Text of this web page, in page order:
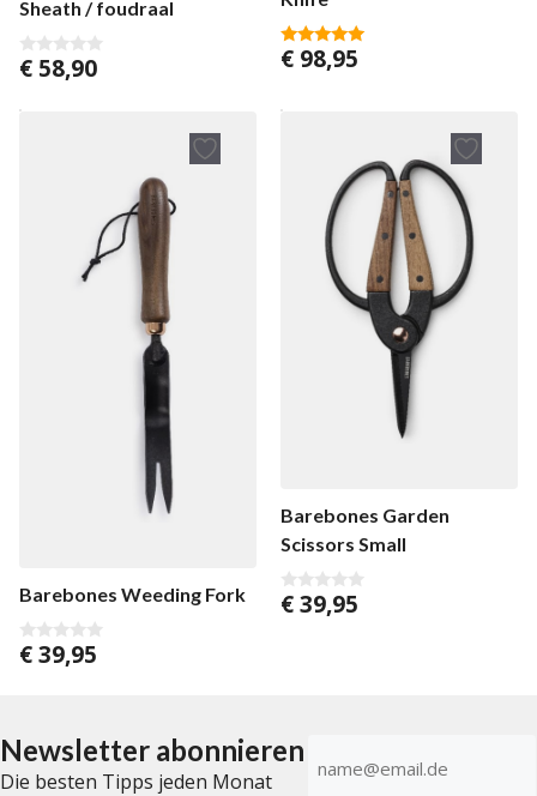
Sheath / foudraal
0
n
€ 58,90
5.00
von 5
€ 98,95
Barebones Weeding Fork
0
v
€39,95
Barebones Garden
Scissors Small
0
v
€39,95
Newsletter abonnieren
Die besten Tipps jeden Monat
Mail-